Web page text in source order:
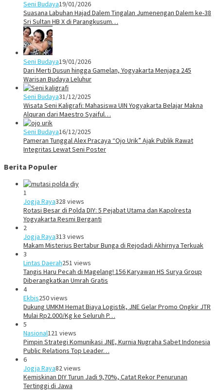
Seni Budaya19/01/2026
Suasana Labuhan Hajad Dalem Tingalan Jumenengan Dalem ke-38
Sri Sultan HB X di Parangkusum…
Seni Budaya19/01/2026
Dari Merti Dusun hingga Gamelan, Yogyakarta Menjaga 245
Warisan Budaya Leluhur
Seni Budaya31/12/2025
Wisata Seni Kaligrafi: Mahasiswa UIN Yogyakarta Belajar Makna
Alquran dari Maestro Syaiful…
Seni Budaya16/12/2025
Pameran Tunggal Alex Pracaya “Ojo Urik” Ajak Publik Rawat
Integritas Lewat Seni Poster
Berita Populer
1
Jogja Raya328 views
Rotasi Besar di Polda DIY: 5 Pejabat Utama dan Kapolresta
Yogyakarta Resmi Berganti
2
Jogja Raya313 views
Makam Misterius Bertabur Bunga di Rejodadi Akhirnya Terkuak
3
Lintas Daerah251 views
Tangis Haru Pecah di Magelang! 156 Karyawan HS Surya Group
Diberangkatkan Umrah Gratis
4
Ekbis250 views
Dukung UMKM Hemat Biaya Logistik, JNE Gelar Promo Ongkir JTR
Mulai Rp2.000/Kg ke Seluruh P…
5
Nasional121 views
Pimpin Strategi Komunikasi JNE, Kurnia Nugraha Sabet Indonesia
Public Relations Top Leader…
6
Jogja Raya82 views
Kemiskinan DIY Turun Jadi 9,70%, Catat Rekor Penurunan
Tertinggi di Jawa